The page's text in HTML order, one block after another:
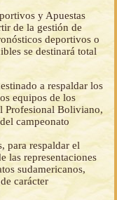
y Apuestas
de la gestión de
deportivos o
se destinará total
a respaldar los
equipos de los
Profesional Boliviano,
campeonato
para respaldar el
las representaciones
sudamericanos,
carácter